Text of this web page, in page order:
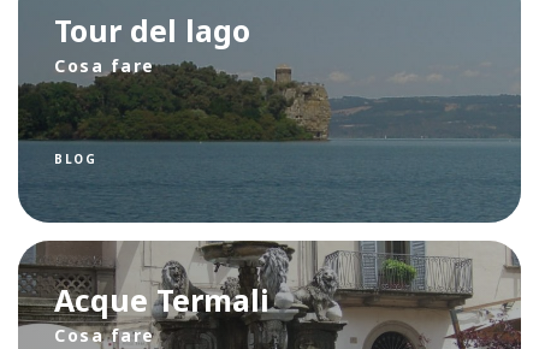
Tour del lago
Cosa fare
BLOG
Acque Termali
Cosa fare